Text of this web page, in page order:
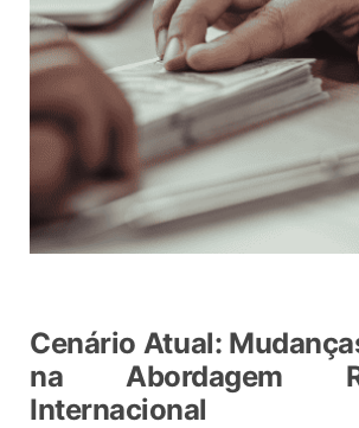
Cenário Atual:
na Abordagem
Internacional